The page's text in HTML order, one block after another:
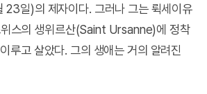
일)의 제자이다. 그러나 그는 뤽세이유
스의 생위르산(Saint Ursanne)에 정착
루고 살았다. 그의 생애는 거의 알려진